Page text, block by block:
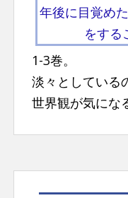
年後に目覚め
をする
1-3巻。
淡々としている
世界観が気にな